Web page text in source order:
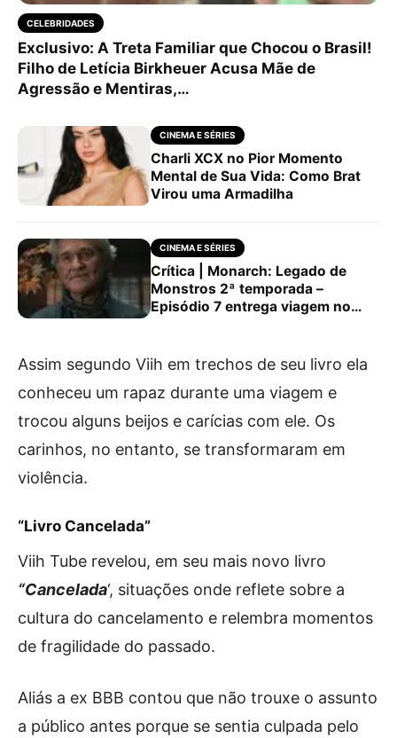
CELEBRIDADES
Exclusivo: A Treta Familiar que Chocou o Brasil!
Filho de Letícia Birkheuer Acusa Mãe de
Agressão e Mentiras,…
CINEMA E SÉRIES
Charli XCX no Pior Momento
Mental de Sua Vida: Como Brat
Virou uma Armadilha
CINEMA E SÉRIES
Crítica | Monarch: Legado de
Monstros 2ª temporada –
Episódio 7 entrega viagem no
Assim segundo Viih em trechos de seu livro ela
conheceu um rapaz durante uma viagem e
trocou alguns beijos e carícias com ele. Os
carinhos, no entanto, se transformaram em
violência.
“Livro Cancelada”
Viih Tube revelou, em seu mais novo livro
“Cancelada‘, situações onde reflete sobre a
cultura do cancelamento e relembra momentos
de fragilidade do passado.
Aliás a ex BBB contou que não trouxe o assunto
a público antes porque se sentia culpada pelo